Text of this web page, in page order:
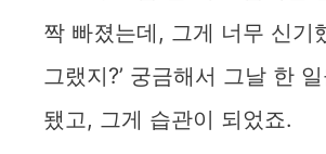
e
o
짝 빠졌는데, 그게 너무 신기
그랬지?’ 궁금해서 그날 한
됐고, 그게 습관이 되었죠.